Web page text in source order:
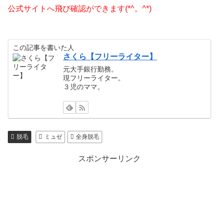
公式サイトへ飛び確認ができます(*^。^*)
この記事を書いた人
さくら【フリーライター】
元大手銀行勤務。
現フリーライター。
３児のママ。
脱毛 ミュゼ 全身脱毛
スポンサーリンク